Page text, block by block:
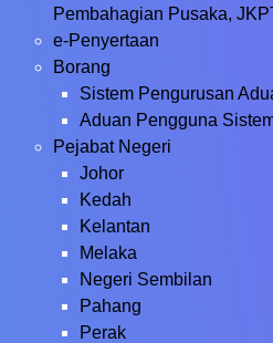
Pembahagian Pusaka,
e-Penyertaan
Borang
Sistem Pengurusan
Aduan Pengguna
Pejabat Negeri
Johor
Kedah
Kelantan
Melaka
Negeri Sembilan
Pahang
Perak